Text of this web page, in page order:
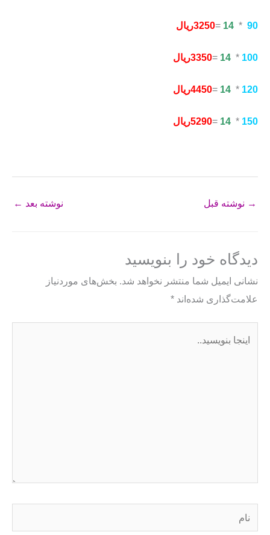
90
*
14
=3250ریال
100
*
14
=
3350ریال
120
*
14
=4450ریال
150
*
14
=5290ریال
→ نوشته قبل نوشته بعد ←
دیدگاه‌ خود را بنویسید
نشانی ایمیل شما منتشر نخواهد شد. بخش‌های موردنیاز
علامت‌گذاری شده‌اند *